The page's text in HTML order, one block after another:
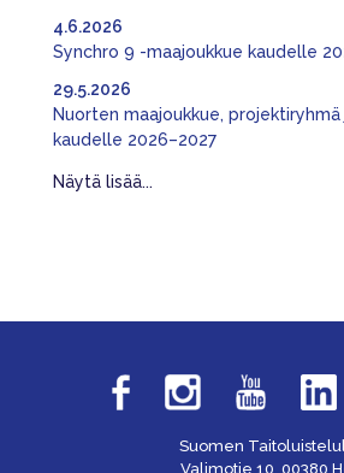
Synchro 9 -maajoukkue kaudelle
4.6.2026
Nuorten maajoukkue,
kaudelle 2026–2027
29.5.2026
Näytä lisää...
Suomen
Valimotie 10, 00380